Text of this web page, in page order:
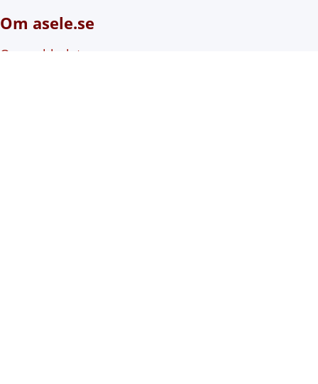
Om asele.se
Om webbplatsen